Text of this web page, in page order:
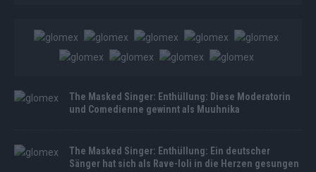
The Masked Singer: Enthüllung: Diese Moderatorin
und Comedienne gewinnt als Muuhnika
The Masked Singer: Enthüllung: Ein deutscher
Sänger hat sich als Rave-Ioli in die Herzen gesungen